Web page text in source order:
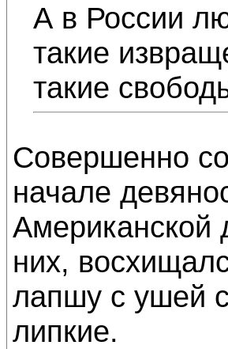
А в России
такие
такие
Совершенно
начале
Американской
них,
лапшу с ушей
липкие.